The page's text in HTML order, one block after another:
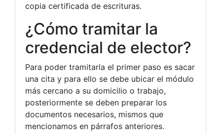
copia certificada de escrituras.
¿Cómo tramitar la
credencial de elector?
Para poder tramitarla el primer paso es sacar
una cita y para ello se debe ubicar el módulo
más cercano a su domicilio o trabajo,
posteriormente se deben preparar los
documentos necesarios, mismos que
mencionamos en párrafos anteriores.